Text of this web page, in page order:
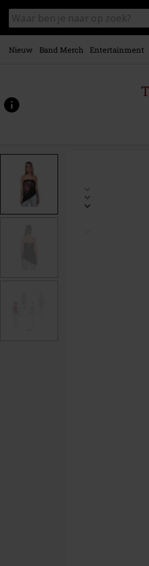
naar
hoofdinhoud
Zoek
in
catalogus
Nieuw Band Merch Entertainment
www.large.nl/p/vibora/579689.html